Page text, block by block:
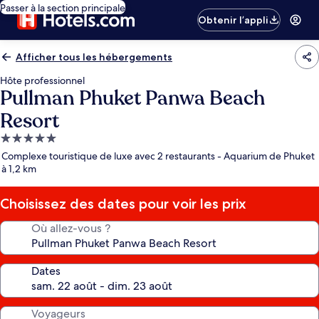
Passer à la section principale
Obtenir l’appli
Afficher tous les hébergements
Hôte professionnel
Pullman Phuket Panwa Beach
Resort
Hébergement
5.0 étoiles
Complexe touristique de luxe avec 2 restaurants - Aquarium de Phuket
à 1,2 km
Choisissez des dates pour voir les prix
Où allez-vous ?
Dates
Voyageurs